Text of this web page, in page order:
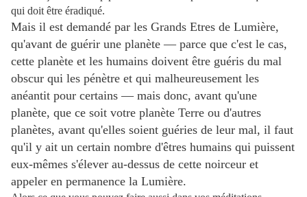
qui doit être éradiqué.
Mais il est demandé par les Grands Etres de Lumière,
qu'avant de guérir une planète — parce que c'est le cas,
cette planète et les humains doivent être guéris du mal
obscur qui les pénètre et qui malheureusement les
anéantit pour certains — mais donc, avant qu'une
planète, que ce soit votre planète Terre ou d'autres
planètes, avant qu'elles soient guéries de leur mal, il faut
qu'il y ait un certain nombre d'êtres humains qui puissent
eux-mêmes s'élever au-dessus de cette noirceur et
appeler en permanence la Lumière.